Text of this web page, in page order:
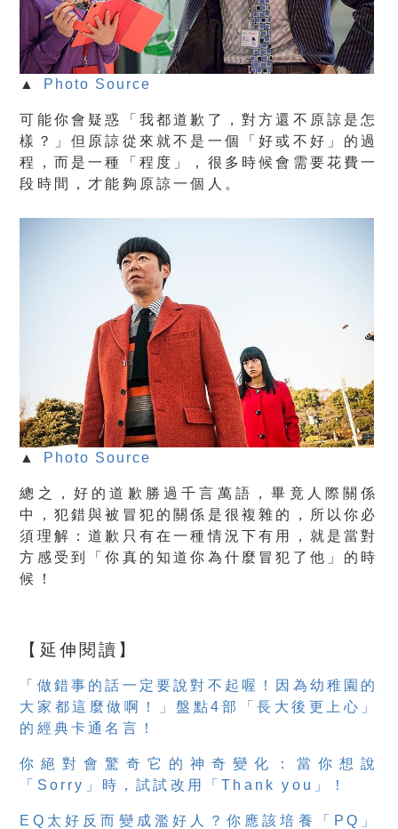
▲ Photo Source
可能你會疑惑「我都道歉了，對方還不原諒是怎
樣？」但原諒從來就不是一個「好或不好」的過
程，而是一種「程度」，很多時候會需要花費一
段時間，才能夠原諒一個人。
▲ Photo Source
總之，好的道歉勝過千言萬語，畢竟人際關係
中，犯錯與被冒犯的關係是很複雜的，所以你必
須理解：道歉只有在一種情況下有用，就是當對
方感受到「你真的知道你為什麼冒犯了他」的時
候！
【延伸閱讀】
「做錯事的話一定要說對不起喔！因為幼稚園的
大家都這麼做啊！」盤點4部「長大後更上心」
的經典卡通名言！
你絕對會驚奇它的神奇變化：當你想說
「Sorry」時，試試改用「Thank you」！
EQ太好反而變成濫好人？你應該培養「PQ」